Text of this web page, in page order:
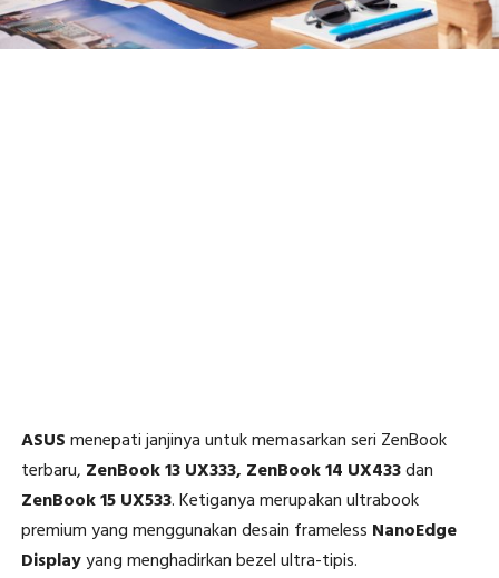
ASUSmenepati janjinya untuk memasarkan seri ZenBook
terbaru, ZenBook 13 UX333, ZenBook 14 UX433dan
ZenBook 15 UX533. Ketiganya merupakan ultrabook
premium yang menggunakan desain frameless NanoEdge
Displayyang menghadirkan bezel ultra-tipis.